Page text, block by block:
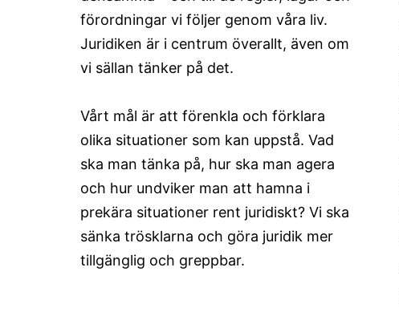
förordningar vi följer genom våra liv.
Juridiken är i centrum överallt, även om
vi sällan tänker på det.
Vårt mål är att förenkla och förklara
olika situationer som kan uppstå. Vad
ska man tänka på, hur ska man agera
och hur undviker man att hamna i
prekära situationer rent juridiskt? Vi ska
sänka trösklarna och göra juridik mer
tillgänglig och greppbar.